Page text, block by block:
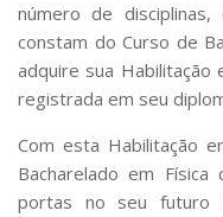
número de
constam do Curso de
adquire sua Habilitação
registrada em seu
Com esta Habilitação
Bacharelado em
portas no seu futuro